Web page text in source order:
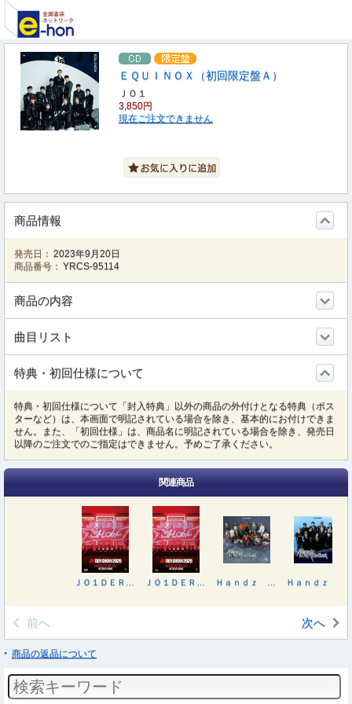
ＥＱＵＩＮＯＸ（初回限定盤Ａ）
ＪＯ１
3,850円
現在ご注文できません
商品情報
発売日： 2023年9月20日
商品番号： YRCS-95114
商品の内容
曲目リスト
特典・初回仕様について
特典・初回仕様について「封入特典」以外の商品の外付けとなる特典（ポス
ターなど）は、本画面で明記されている場合を除き、基本的にお付けできま
せん。また、「初回仕様」は、商品名に明記されている場合を除き、発売日
以降のご注文でのご指定はできません。予めご了承ください。
関連商品
前へ 次へ
商品の返品について